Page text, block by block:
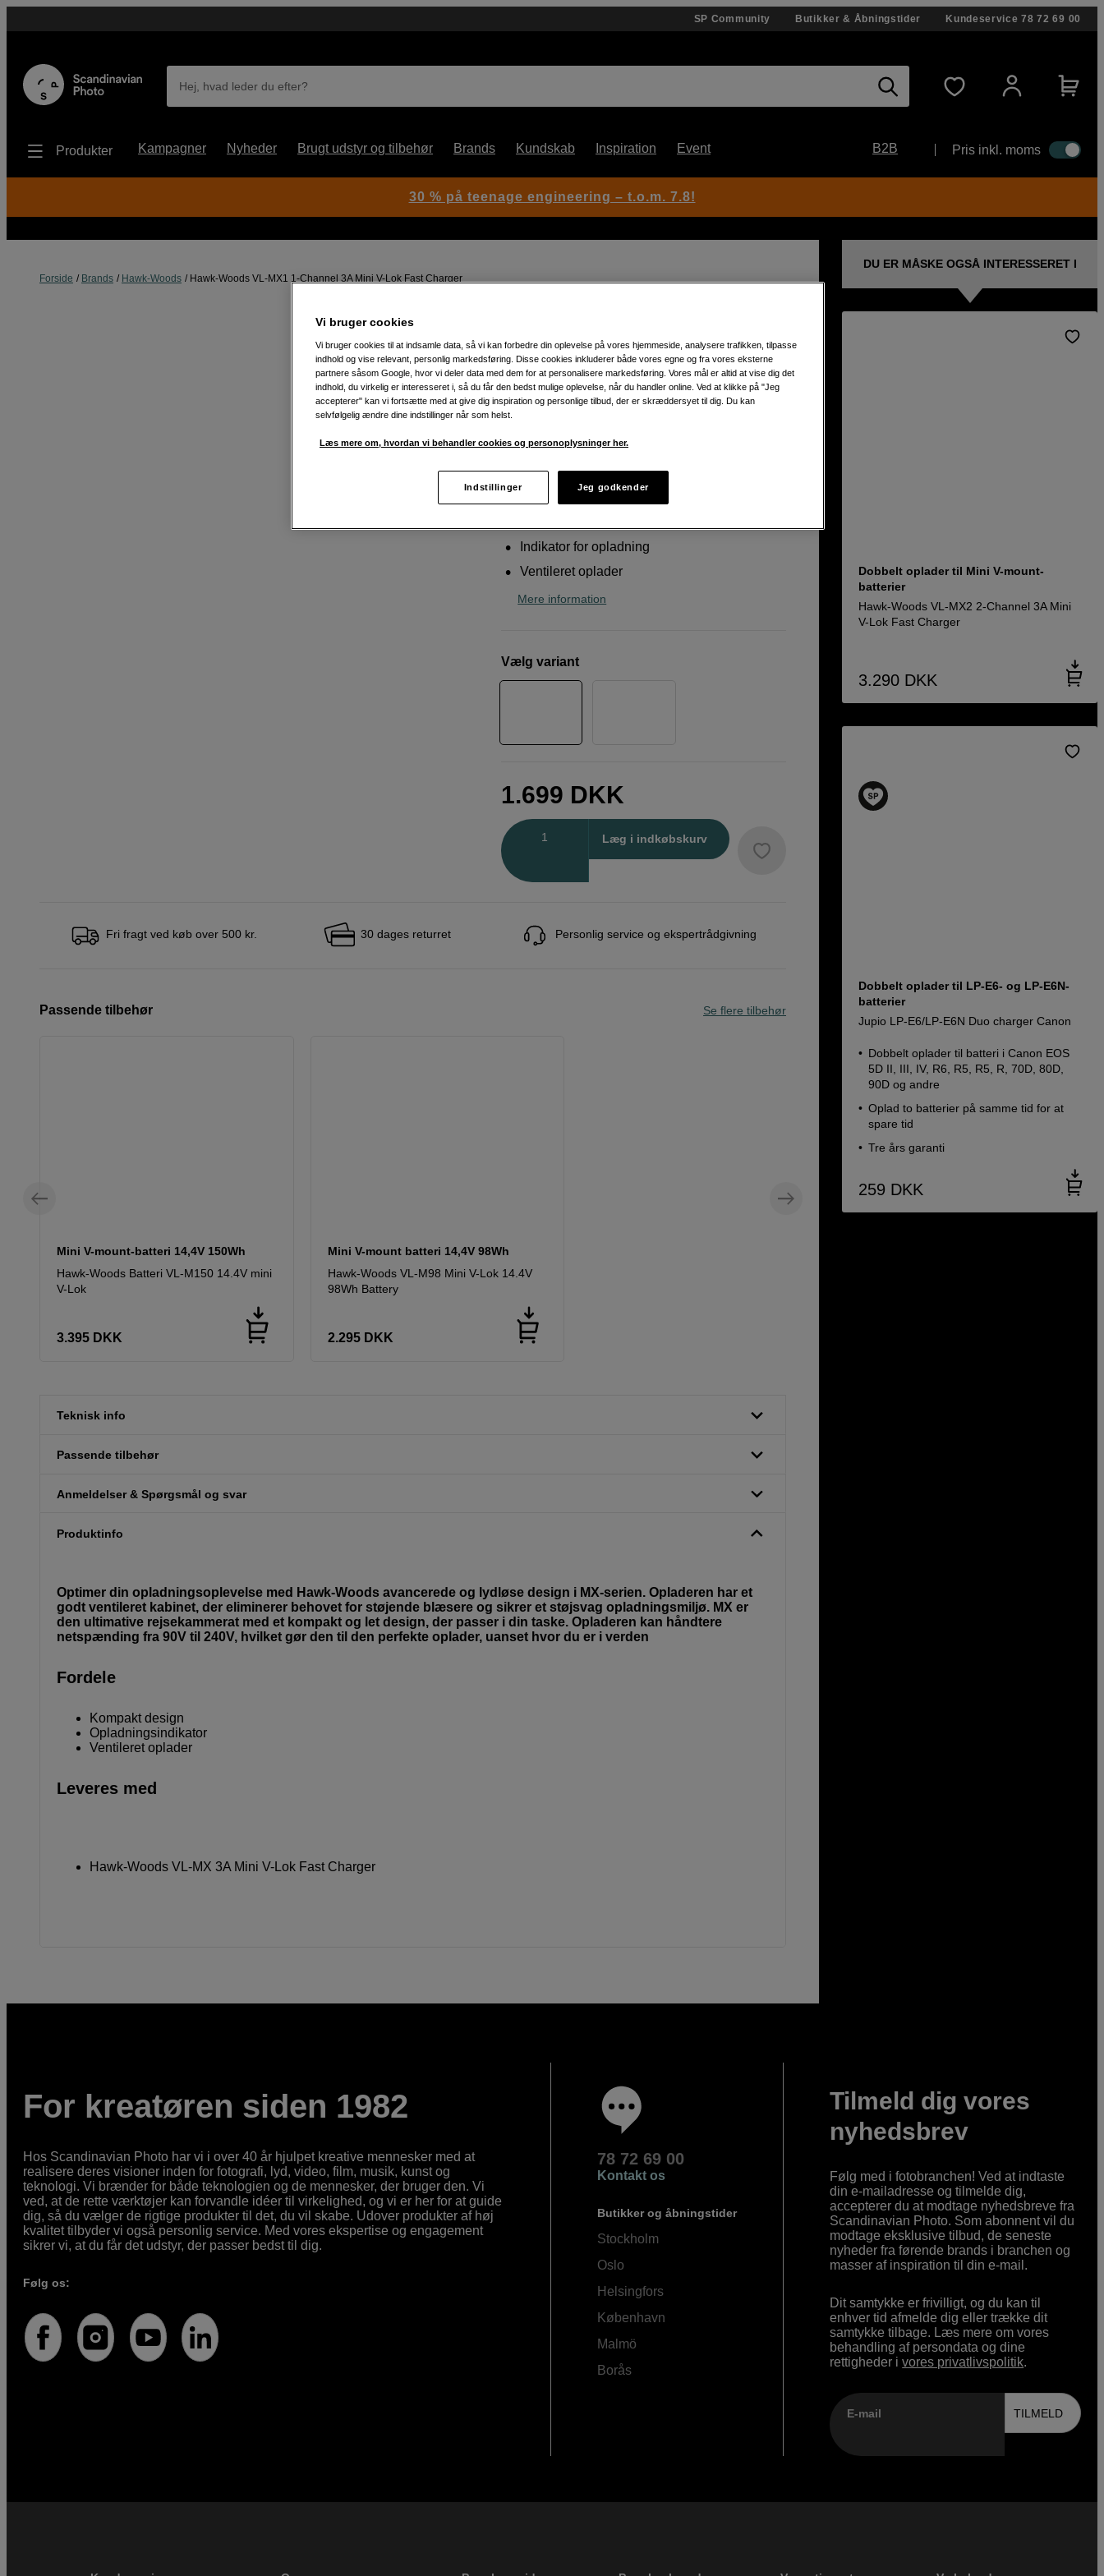
SP Community Butikker & Åbningstider Kundeservice 78 72 69 00
Hej, hvad leder du efter?
Produkter Kampagner Nyheder Brugt udstyr og tilbehør Brands Kundskab Inspiration Event B2B Pris inkl. moms
Forside Brands Hawk-Woods Hawk-Woods VL-MX1 1-Channel 3A Mini V-Lok Fast Charger
Hawk-Woods VL-MX1 1-Channel 3A Mini V-Lok Fast
Charger
Oplader til Mini V-monteret batteri
Weblager:På lager
København: Vis lagersaldo
Indikator for opladning
Ventileret oplader
Mere information
Vælg variant
1.699 DKK
Læg i indkøbskurv
Fri fragt ved køb over 500 kr. 30 dages returret Personlig service og ekspertrådgivning
Passende tilbehør Se flere tilbehør
Mini V-mount-batteri 14,4V 150Wh
Hawk-Woods Batteri VL-M150 14.4V mini
V-Lok
3.395 DKK
Mini V-mount batteri 14,4V 98Wh
Hawk-Woods VL-M98 Mini V-Lok 14.4V
98Wh Battery
2.295 DKK
Teknisk info
Passende tilbehør
Anmeldelser & Spørgsmål og svar
Produktinfo
Optimer din opladningsoplevelse med Hawk-Woods avancerede og lydløse design i MX-serien. Opladeren har et
godt ventileret kabinet, der eliminerer behovet for støjende blæsere og sikrer et støjsvag opladningsmiljø. MX er
den ultimative rejsekammerat med et kompakt og let design, der passer i din taske. Opladeren kan håndtere
netspænding fra 90V til 240V, hvilket gør den til den perfekte oplader, uanset hvor du er i verden
Fordele
Kompakt design
Opladningsindikator
Ventileret oplader
Leveres med
Hawk-Woods VL-MX 3A Mini V-Lok Fast Charger
DU ER MÅSKE OGSÅ INTERESSERET I
Dobbelt oplader til Mini V-mount-
batterier
Hawk-Woods VL-MX2 2-Channel 3A Mini
V-Lok Fast Charger
3.290 DKK
Dobbelt oplader til LP-E6- og LP-E6N-
batterier
Jupio LP-E6/LP-E6N Duo charger Canon
Dobbelt oplader til batteri i Canon EOS
5D II, III, IV, R6, R5, R5, R, 70D, 80D,
90D og andre
Oplad to batterier på samme tid for at
spare tid
Tre års garanti
259 DKK
For kreatøren siden 1982
Hos Scandinavian Photo har vi i over 40 år hjulpet kreative mennesker med at
realisere deres visioner inden for fotografi, lyd, video, film, musik, kunst og
teknologi. Vi brænder for både teknologien og de mennesker, der bruger den. Vi
ved, at de rette værktøjer kan forvandle idéer til virkelighed, og vi er her for at guide
dig, så du vælger de rigtige produkter til det, du vil skabe. Udover produkter af høj
kvalitet tilbyder vi også personlig service. Med vores ekspertise og engagement
sikrer vi, at du får det udstyr, der passer bedst til dig.
Følg os:
78 72 69 00
Kontakt os
Butikker og åbningstider
Stockholm
Oslo
Helsingfors
København
Malmö
Borås
Tilmeld dig vores
nyhedsbrev
Følg med i fotobranchen! Ved at indtaste
din e-mailadresse og tilmelde dig,
accepterer du at modtage nyhedsbreve fra
Scandinavian Photo. Som abonnent vil du
modtage eksklusive tilbud, de seneste
nyheder fra førende brands i branchen og
masser af inspiration til din e-mail.
Dit samtykke er frivilligt, og du kan til
enhver tid afmelde dig eller trække dit
samtykke tilbage. Læs mere om vores
behandling af persondata og dine
rettigheder ivores privatlivspolitik.
E-mail TILMELD
30 % på teenage engineering – t.o.m. 7.8!
Vi bruger cookies
Vi bruger cookies til at indsamle data, så vi kan forbedre din oplevelse på vores hjemmeside, analysere trafikken, tilpasse
indhold og vise relevant, personlig markedsføring. Disse cookies inkluderer både vores egne og fra vores eksterne
partnere såsom Google, hvor vi deler data med dem for at personalisere markedsføring. Vores mål er altid at vise dig det
indhold, du virkelig er interesseret i, så du får den bedst mulige oplevelse, når du handler online. Ved at klikke på "Jeg
accepterer" kan vi fortsætte med at give dig inspiration og personlige tilbud, der er skræddersyet til dig. Du kan
selvfølgelig ændre dine indstillinger når som helst.
Læs mere om, hvordan vi behandler cookies og personoplysninger her.
Indstillinger Jeg godkender